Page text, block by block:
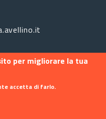
per migliorare la tua
accetta di farlo.